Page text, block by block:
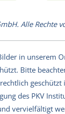
Alle Rechte
in unserem
Bitte
des PKV
vervielfältigt